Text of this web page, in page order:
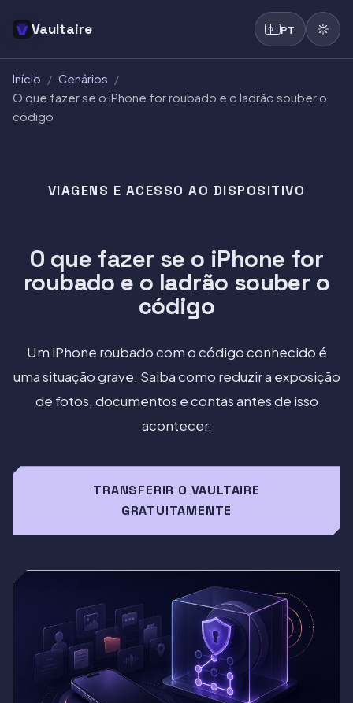
Vaultaire PT
Início / Cenários /
O que fazer se o iPhone for roubado e o ladrão souber o
código
VIAGENS E ACESSO AO DISPOSITIVO
O que fazer se o iPhone for
roubado e o ladrão souber o
código
Um iPhone roubado com o código conhecido é
uma situação grave. Saiba como reduzir a exposição
de fotos, documentos e contas antes de isso
acontecer.
TRANSFERIR O VAULTAIRE
GRATUITAMENTE